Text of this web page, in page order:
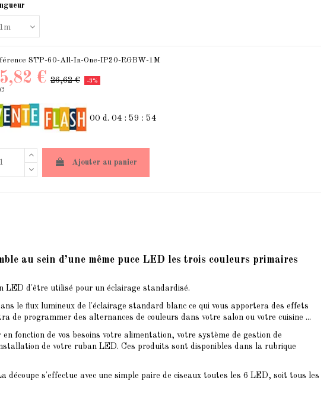
STP-60-All-In-One-IP20-RGBW-1M
€ 26,62 € -3%
00 d. 04 : 59 : 53
Ajouter au panier
au sein d’une même puce LED les trois couleurs primaires
LED d'être utilisé pour un éclairage standardisé.
le flux lumineux de l'éclairage standard blanc ce qui vous apportera des effets
de programmer des alternances de couleurs dans votre salon ou votre cuisine ...
en fonction de vos besoins votre alimentation, votre système de gestion de
de votre ruban LED. Ces produits sont disponibles dans la rubrique
s'effectue avec une simple paire de ciseaux toutes les 6 LED, soit tous les